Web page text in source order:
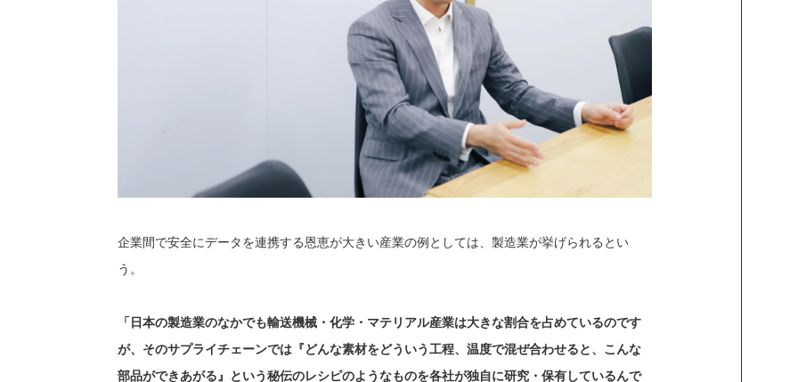
企業間で安全にデータを連携する恩恵が大きい産業の例としては、製造業が挙げられるとい
う。
「日本の製造業のなかでも輸送機械・化学・マテリアル産業は大きな割合を占めているのです
が、そのサプライチェーンでは『どんな素材をどういう工程、温度で混ぜ合わせると、こんな
部品ができあがる』という秘伝のレシピのようなものを各社が独自に研究・保有しているんで